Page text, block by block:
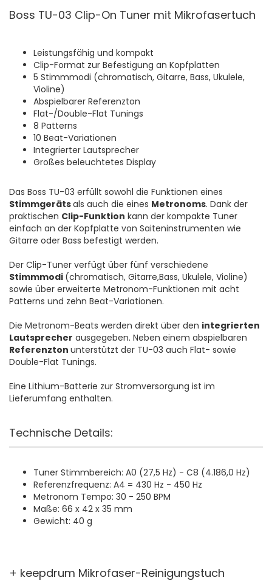
Boss TU-03 Clip-On Tuner mit Mikrofasertuch
Leistungsfähig und kompakt
Clip-Format zur Befestigung an Kopfplatten
5 Stimmmodi (chromatisch, Gitarre, Bass, Ukulele,
Violine)
Abspielbarer Referenzton
Flat-/Double-Flat Tunings
8 Patterns
10 Beat-Variationen
Integrierter Lautsprecher
Großes beleuchtetes Display
Das Boss TU-03 erfüllt sowohl die Funktionen eines
Stimmgerätsals auch die eines Metronoms. Dank der
praktischen Clip-Funktion kann der kompakte Tuner
einfach an der Kopfplatte von Saiteninstrumenten wie
Gitarre oder Bass befestigt werden.
Der Clip-Tuner verfügt über fünf verschiedene
Stimmmodi (chromatisch, Gitarre,Bass, Ukulele, Violine)
sowie über erweiterte Metronom-Funktionen mit acht
Patterns und zehn Beat-Variationen.
Die Metronom-Beats werden direkt über den integrierten
Lautsprecher ausgegeben. Neben einem abspielbaren
Referenzton unterstützt der TU-03 auch Flat- sowie
Double-Flat Tunings.
Eine Lithium-Batterie zur Stromversorgung ist im
Lieferumfang enthalten.
Technische Details:
Tuner Stimmbereich: A0 (27,5 Hz) - C8 (4.186,0 Hz)
Referenzfrequenz: A4 = 430 Hz - 450 Hz
Metronom Tempo: 30 - 250 BPM
Maße: 66 x 42 x 35 mm
Gewicht: 40 g
+ keepdrum Mikrofaser-Reinigungstuch